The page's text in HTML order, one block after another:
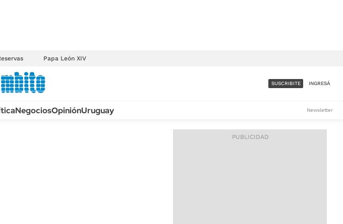
Papa León XIV
ACCESO FULL - $1.800/MES
SUSCRIBITE INGRESÁ
NegociosOpiniónUruguay Newsletter